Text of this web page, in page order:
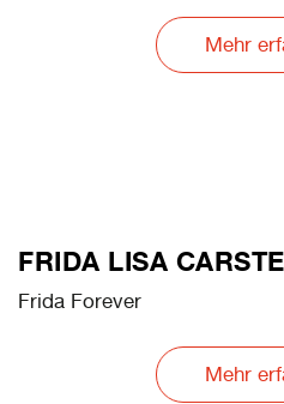
Mehr
FRIDA LISA
Frida Forever
Mehr